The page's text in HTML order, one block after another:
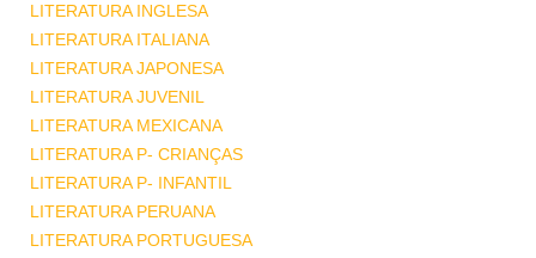
LITERATURA INGLESA
LITERATURA ITALIANA
LITERATURA JAPONESA
LITERATURA JUVENIL
LITERATURA MEXICANA
LITERATURA P- CRIANÇAS
LITERATURA P- INFANTIL
LITERATURA PERUANA
LITERATURA PORTUGUESA